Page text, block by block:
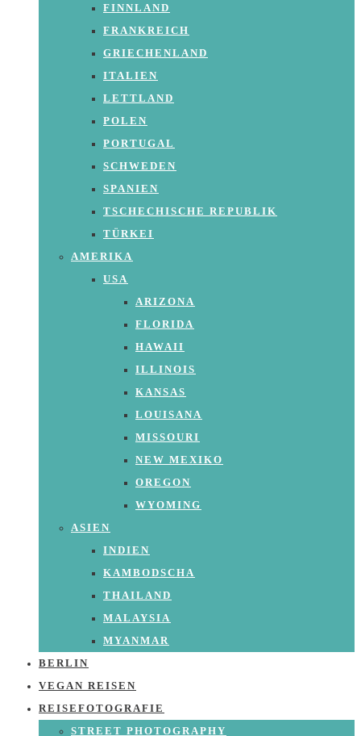
FINNLAND
FRANKREICH
GRIECHENLAND
ITALIEN
LETTLAND
POLEN
PORTUGAL
SCHWEDEN
SPANIEN
TSCHECHISCHE REPUBLIK
TÜRKEI
AMERIKA
USA
ARIZONA
FLORIDA
HAWAII
ILLINOIS
KANSAS
LOUISANA
MISSOURI
NEW MEXIKO
OREGON
WYOMING
ASIEN
INDIEN
KAMBODSCHA
THAILAND
MALAYSIA
MYANMAR
BERLIN
VEGAN REISEN
REISEFOTOGRAFIE
STREET PHOTOGRAPHY